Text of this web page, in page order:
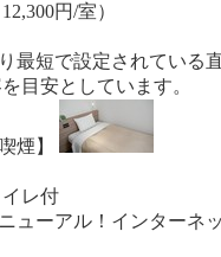
円/室）
最短で設定されている
目安としています。
煙】
レ付
ューアル！インターネ